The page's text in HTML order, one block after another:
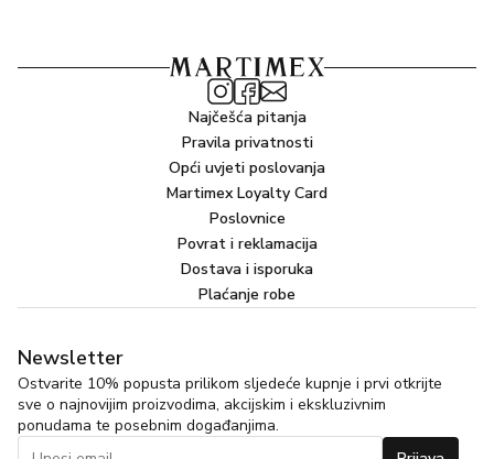
Najčešća pitanja
Pravila privatnosti
Opći uvjeti poslovanja
Martimex Loyalty Card
Poslovnice
Povrat i reklamacija
Dostava i isporuka
Plaćanje robe
Newsletter
Ostvarite 10% popusta prilikom sljedeće kupnje i prvi otkrijte
sve o najnovijim proizvodima, akcijskim i ekskluzivnim
ponudama te posebnim događanjima.